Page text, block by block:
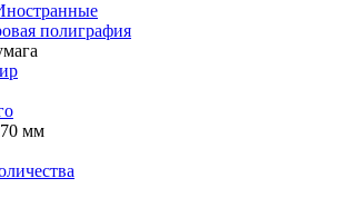
полиграфия
мм